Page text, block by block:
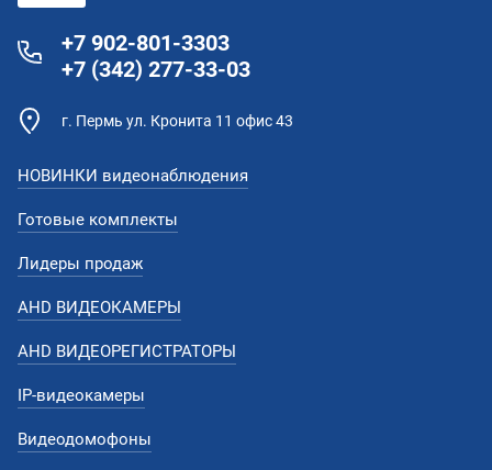
+7 902-801-3303
+7 (342) 277-33-03
г. Пермь ул. Кронита 11 офис 43
НОВИНКИ видеонаблюдения
Готовые комплекты
Лидеры продаж
AHD ВИДЕОКАМЕРЫ
AHD ВИДЕОРЕГИСТРАТОРЫ
IP-видеокамеры
Видеодомофоны